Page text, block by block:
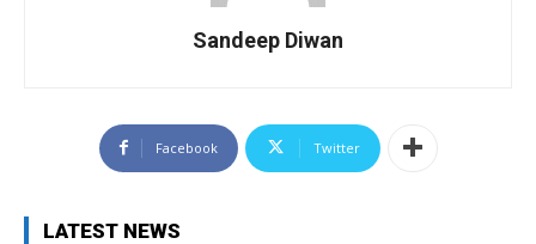
Sandeep Diwan
Facebook Twitter
LATEST NEWS